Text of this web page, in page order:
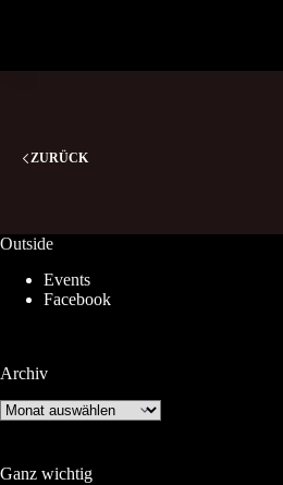
ZURÜCK
Outside
Events
Facebook
Archiv
Archiv
Ganz wichtig